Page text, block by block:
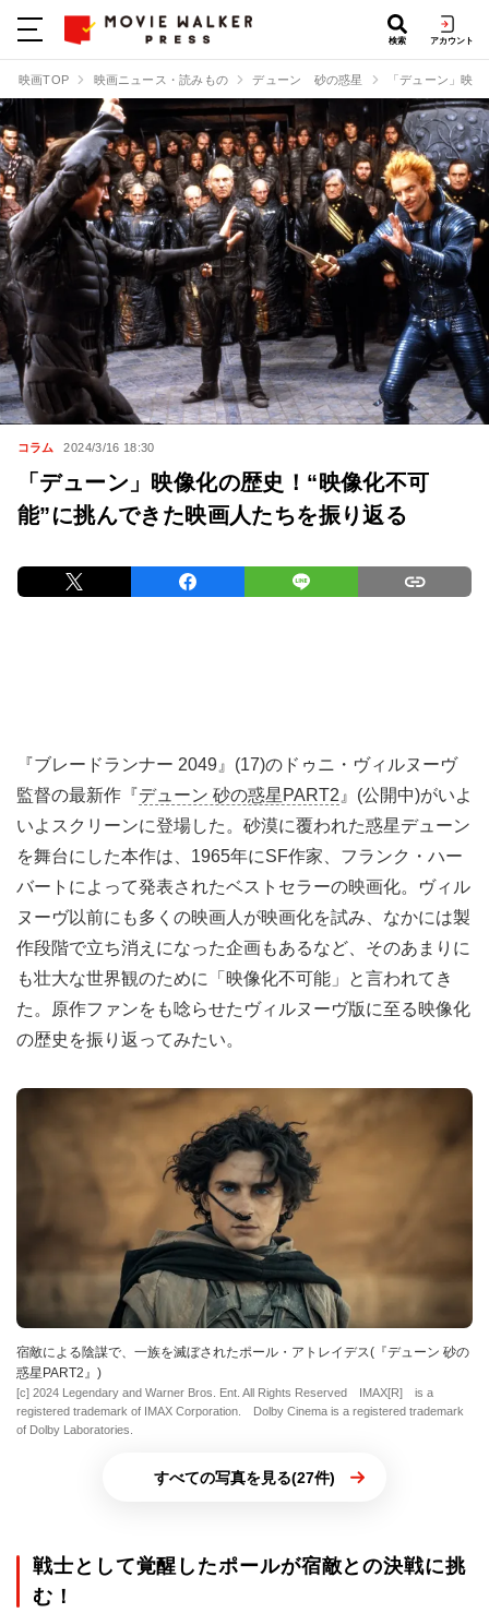
検索 アカウント
映画TOP 映画ニュース・読みもの デューン 砂の惑星 「デューン」映
コラム 2024/3/16 18:30
「デューン」映像化の歴史！“映像化不可
能”に挑んできた映画人たちを振り返る
『ブレードランナー 2049』(17)のドゥニ・ヴィルヌーヴ
監督の最新作『デューン 砂の惑星PART2 』(公開中)がいよ
いよスクリーンに登場した。砂漠に覆われた惑星デューン
を舞台にした本作は、1965年にSF作家、フランク・ハー
バートによって発表されたベストセラーの映画化。ヴィル
ヌーヴ以前にも多くの映画人が映画化を試み、なかには製
作段階で立ち消えになった企画もあるなど、そのあまりに
も壮大な世界観のために「映像化不可能」と言われてき
た。原作ファンをも唸らせたヴィルヌーヴ版に至る映像化
の歴史を振り返ってみたい。
宿敵による陰謀で、一族を滅ぼされたポール・アトレイデス(『デューン 砂の
惑星PART2』)
[c] 2024 Legendary and Warner Bros. Ent. All Rights Reserved IMAX[R] is a
registered trademark of IMAX Corporation. Dolby Cinema is a registered trademark
of Dolby Laboratories.
すべての写真を見る(27件)
戦士として覚醒したポールが宿敵との決戦に挑
む！